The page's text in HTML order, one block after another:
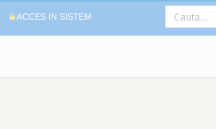
ACCES IN SISTEM